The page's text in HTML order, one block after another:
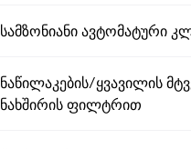
სამზონიანი ავტომატური
ნაწილაკების/ყვავილის
ნახშირის ფილტრით